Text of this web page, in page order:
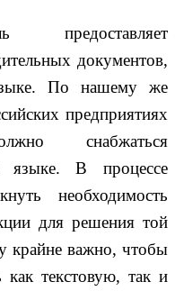
предоставляет
документов,
По нашему же
предприятиях
снабжаться
языке. В процессе
необходимость
для решения той
крайне важно, чтобы
текстовую, так и